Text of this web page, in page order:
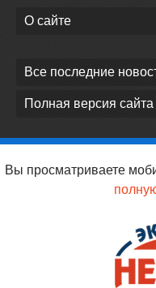
О сайте
Все последние
Полная версия сайта
Вы просматриваете